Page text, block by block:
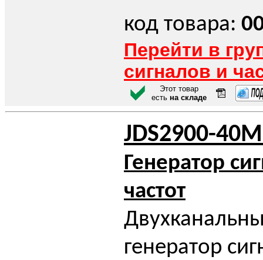
код товара:
Перейти в
сигналов и
Этот товар
есть на складе
JDS2900-
Генератор
частот
генератор